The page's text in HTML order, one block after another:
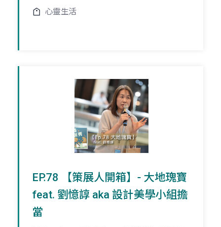
心靈生活
EP.78 【策展人開箱】- 大地瑰寶
feat. 劉憶諄 aka 設計美學小組擔
當